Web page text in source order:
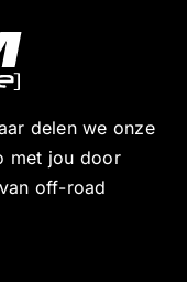
delen we onze
met jou door
off-road